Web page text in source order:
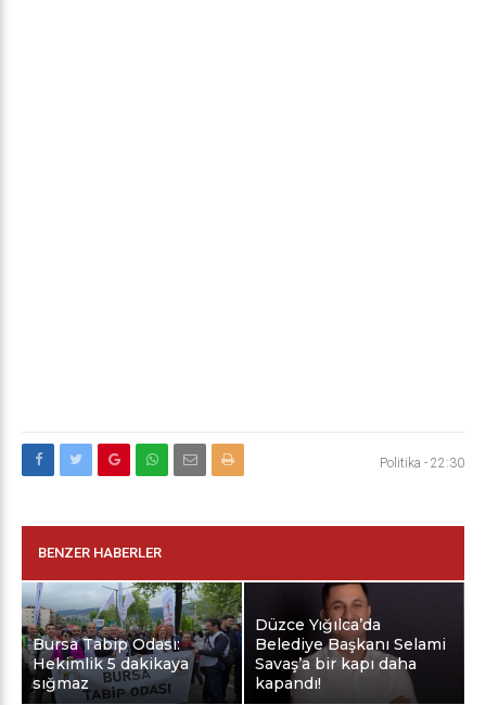
Politika - 22:30
BENZER HABERLER
Bursa Tabip Odası:
Hekimlik 5 dakikaya
sığmaz
Düzce Yığılca’da
Belediye Başkanı Selami
Savaş’a bir kapı daha
kapandı!